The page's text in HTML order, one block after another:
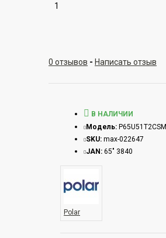
1
0 отзывов - Написать отзыв
В НАЛИЧИИ
Модель: P65U51T2CSM
SKU: max-022647
JAN: 65" 3840
Polar